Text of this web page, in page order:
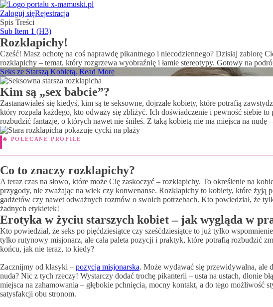
Zaloguj sięRejestracja
Spis Treści
Sub Item 1 (H3)
Rozklapichy!
Cześć! Masz ochotę na coś naprawdę pikantnego i niecodziennego? Dzisiaj zabiorę
rozklapichy – temat, który rozgrzewa wyobraźnię i łamie stereotypy. Gotowy na
Seks ze Starszą Kobietą. Read More
Kim są „sex babcie”?
Zastanawiałeś się kiedyś, kim są te seksowne, dojrzałe kobiety, które potrafią
który rozpala każdego, kto odważy się zbliżyć. Ich doświadczenie i pewność siebie
rozbudzić fantazje, o których nawet nie śniłeś. Z taką kobietą nie ma miejsca na
🔥 POLECANE PROFILE
Co to znaczy rozklapichy?
A teraz czas na słowo, które może Cię zaskoczyć – rozklapichy. To określenie na
przygody, nie zważając na wiek czy konwenanse. Rozklapichy to kobiety, które żyją
gadżetów czy nawet odważnych rozmów o swoich potrzebach. Kto powiedział, że
żadnych etykietek!
Erotyka w życiu starszych kobiet – jak wygląda w
Kto powiedział, że seks po pięćdziesiątce czy sześćdziesiątce to już tylko
tylko rutynowy misjonarz, ale cała paleta pozycji i praktyk, które potrafią rozbudzić
końcu, jak nie teraz, to kiedy?
Zacznijmy od klasyki – pozycja misjonarska. Może wydawać się przewidywalna, ale
nuda? Nic z tych rzeczy! Wystarczy dodać trochę pikanterii – usta na ustach, dłonie
miejsca na zahamowania – głębokie pchnięcia, mocny kontakt, a do tego możliwość
satysfakcji obu stronom.